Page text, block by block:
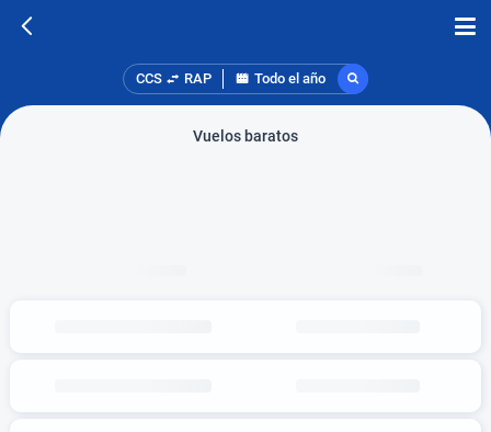
CCS RAP Todo el año
Vuelos baratos